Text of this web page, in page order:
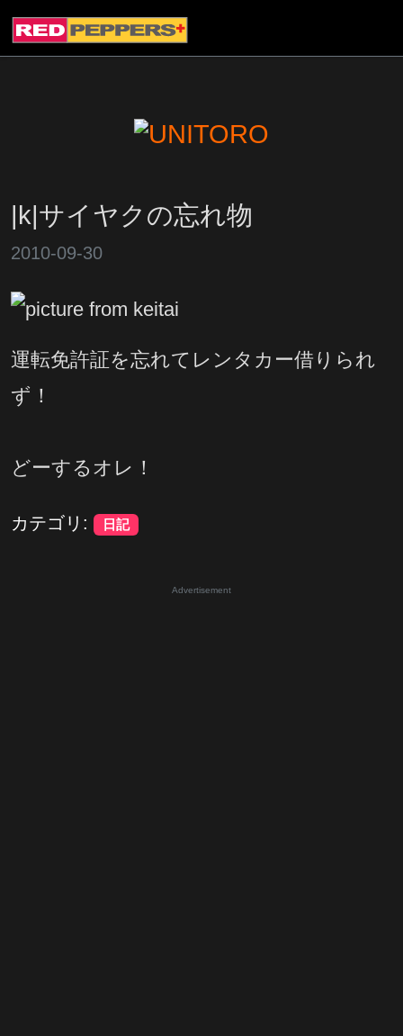
|k|サイヤクの忘れ物
2010-09-30
運転免許証を忘れてレンタカー借りられ
ず！
どーするオレ！
カテゴリ: 日記
Advertisement